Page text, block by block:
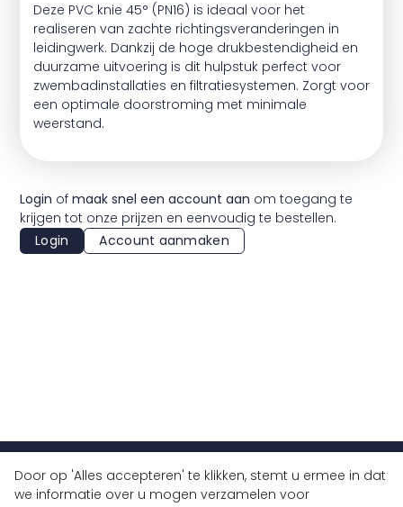
Deze PVC knie 45° (PN16) is ideaal voor het
realiseren van zachte richtingsveranderingen in
leidingwerk. Dankzij de hoge drukbestendigheid en
duurzame uitvoering is dit hulpstuk perfect voor
zwembadinstallaties en filtratiesystemen. Zorgt voor
een optimale doorstroming met minimale
weerstand.
Login of maak snel een account aan om toegang te
krijgen tot onze prijzen en eenvoudig te bestellen.
Login
Account aanmaken
+32 (0)9 430 77 77
Door op 'Alles accepteren' te klikken, stemt u ermee in dat
we informatie over u mogen verzamelen voor